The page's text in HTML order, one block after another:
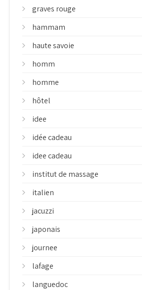
graves rouge
hammam
haute savoie
homm
homme
hôtel
idee
idée cadeau
idee cadeau
institut de massage
italien
jacuzzi
japonais
journee
lafage
languedoc